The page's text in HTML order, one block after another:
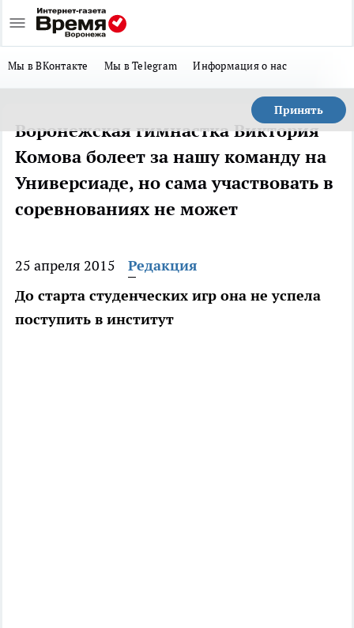
Мы в ВКонтакте Мы в Telegram Информация о нас
Принять
Воронежская гимнастка Виктория
Комова болеет за нашу команду на
Универсиаде, но сама участвовать в
соревнованиях не может
25 апреля 2015
Редакция
До старта студенческих игр она не успела
поступить в институт